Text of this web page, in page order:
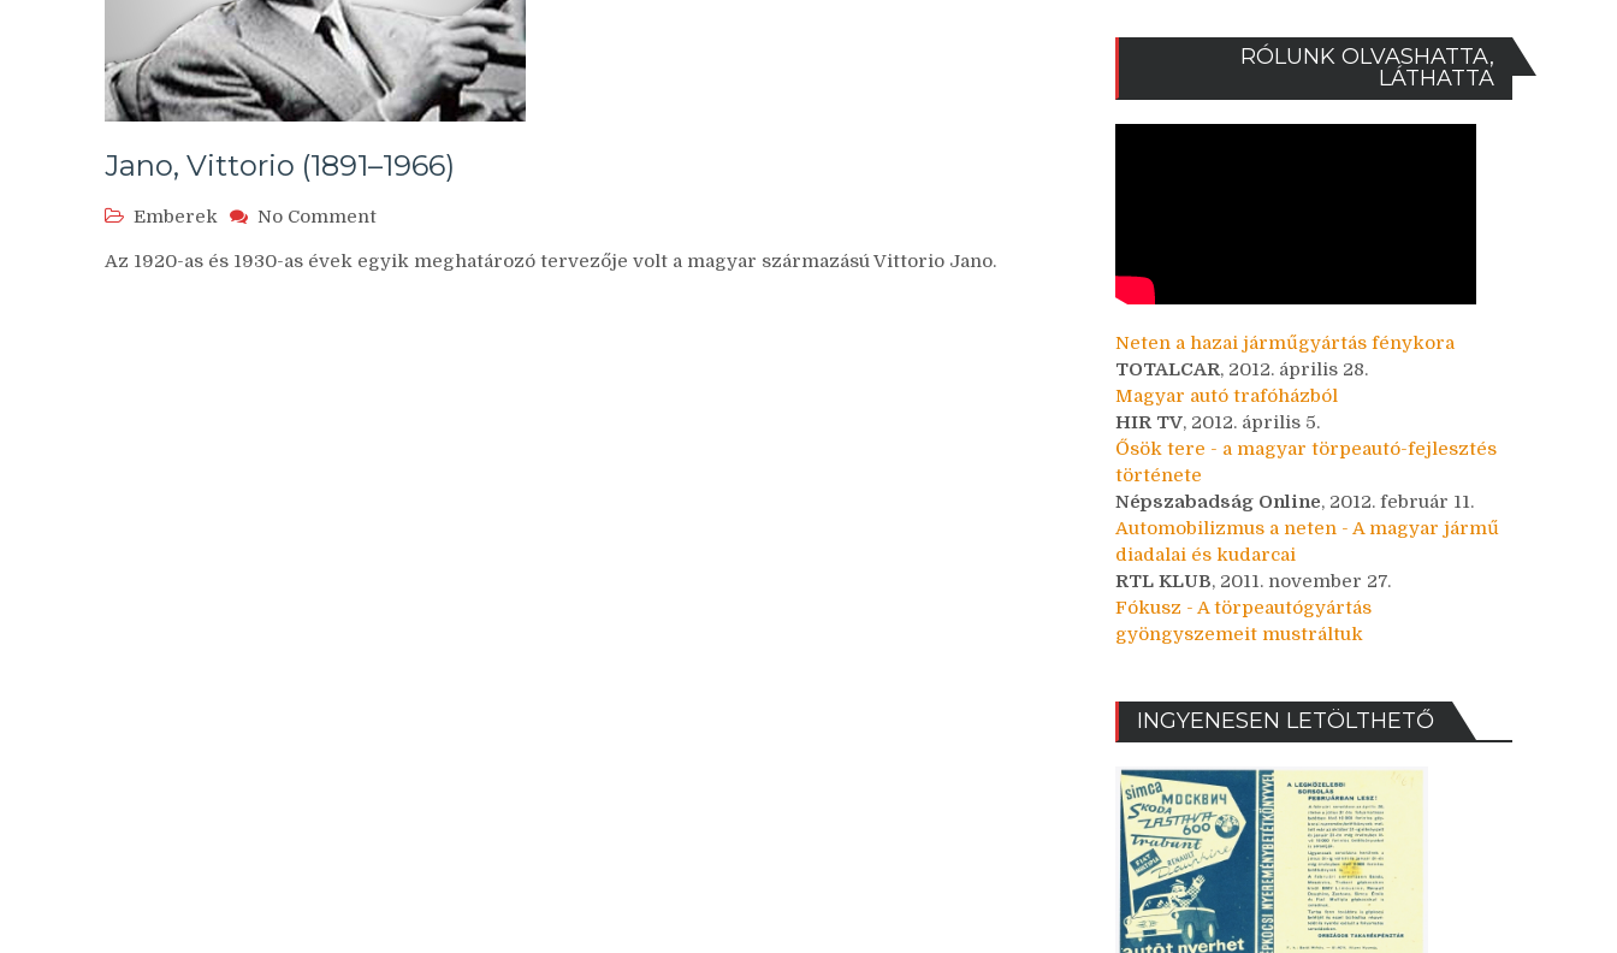
Jano, Vittorio (1891–1966)
Emberek No Commenton
Vittorio
Az 1920-as és 1930-as évek egyik meghatározó tervezője volt a magyar származású Vittorio Jano.
RÓLUNK OLVASHATTA,
LÁTHATTA
Neten a hazai járműgyártás fénykora
TOTALCAR, 2012. április 28.
Magyar autó trafóházból
HIR TV, 2012. április 5.
Ősök tere - a magyar törpeautó-fejlesztés
története
Népszabadság Online, 2012. február 11.
Automobilizmus a neten - A magyar jármű
diadalai és kudarcai
RTL KLUB, 2011. november 27.
Fókusz - A törpeautógyártás
gyöngyszemeit mustráltuk
INGYENESEN LETÖLTHETŐ